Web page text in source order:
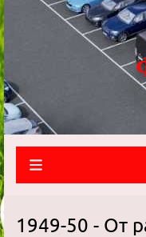
1949-50 - От